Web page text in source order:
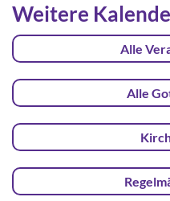
Weitere
Alle
Alle